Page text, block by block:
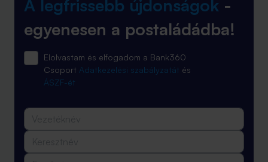
A legfrissebb újdonságok -
egyenesen a postaládádba!
Elolvastam és elfogadom a Bank360
Csoport Adatkezelési szabályzatát és
ÁSZF-ét